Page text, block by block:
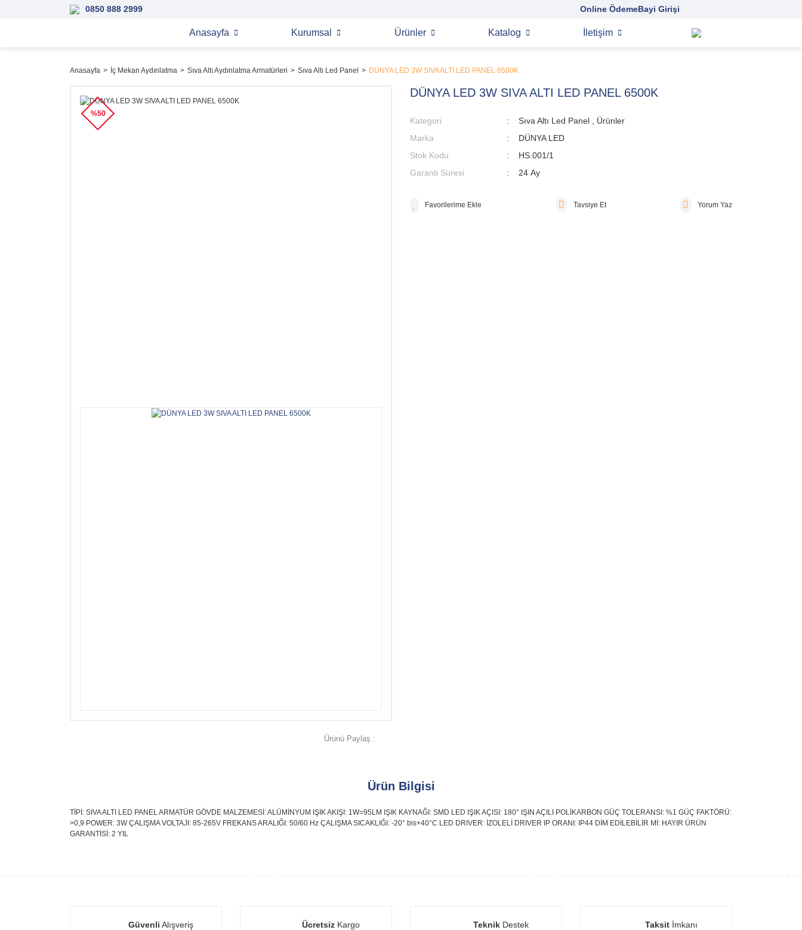
0850 888 2999 Online ÖdemeBayi Girişi
Anasayfa Kurumsal Ürünler Katalog İletişim
Anasayfa İç Mekan Aydınlatma Sıva Altı Aydınlatma Armatürleri Sıva Altı Led Panel DÜNYA LED 3W SIVA ALTI LED PANEL 6500K
%50
Ürünü Paylaş :
DÜNYA LED 3W SIVA ALTI LED PANEL 6500K
Kategori Sıva Altı Led Panel
Ürünler
Marka
DÜNYA LED
Stok Kodu
HS.001/1
Garanti Süresi
24 Ay
Tavsiye Et Yorum Yaz
Ürün Bilgisi
TİPİ: SIVA ALTI LED PANEL ARMATÜR GÖVDE MALZEMESİ: ALÜMİNYUM IŞIK AKIŞI: 1W=95LM IŞIK KAYNAĞI: SMD LED IŞIK AÇISI: 180° IŞIN AÇILI POLİKARBON GÜÇ TOLERANSI: %1 GÜÇ FAKTÖRÜ:
>0,9 POWER: 3W ÇALIŞMA VOLTAJI: 85-265V FREKANS ARALIĞI: 50/60 Hz ÇALIŞMA SICAKLIĞI: -20° bis+40°C LED DRIVER: İZOLELİ DRIVER IP ORANI: IP44 DİM EDİLEBİLİR Mİ: HAYIR ÜRÜN
GARANTİSİ: 2 YIL
Güvenli Alışveriş Ücretsiz Kargo Teknik Destek Taksitİmkanı